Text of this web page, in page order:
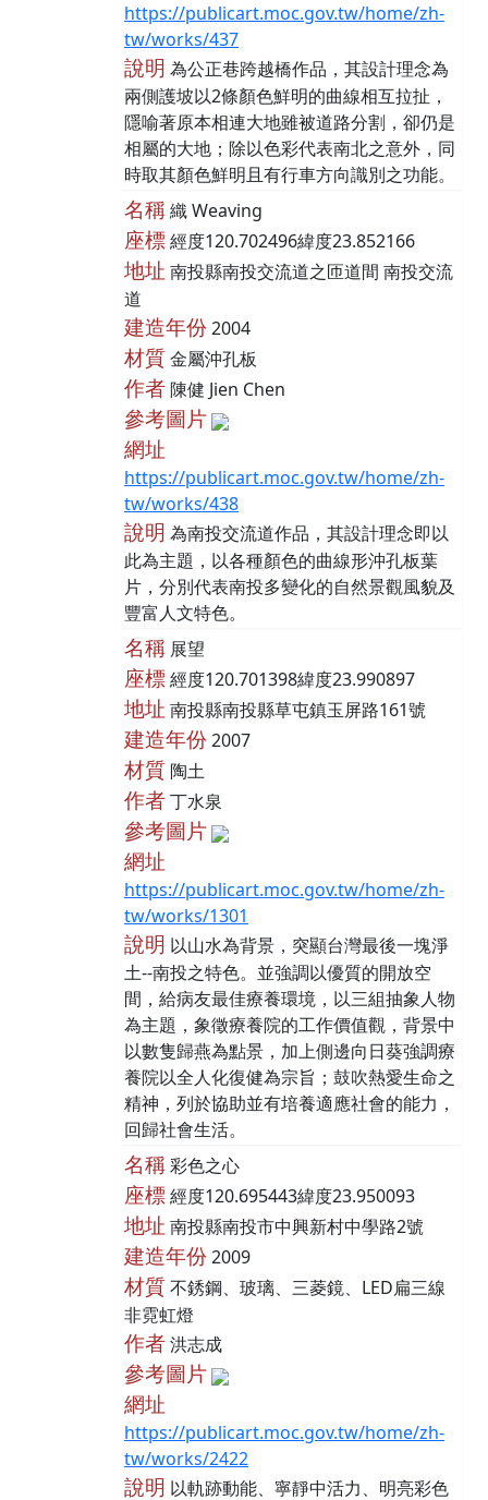
https://publicart.moc.gov.tw/home/zh-
tw/works/437
說明 為公正巷跨越橋作品，其設計理念為
兩側護坡以2條顏色鮮明的曲線相互拉扯，
隱喻著原本相連大地雖被道路分割，卻仍是
相屬的大地；除以色彩代表南北之意外，同
時取其顏色鮮明且有行車方向識別之功能。
名稱織 Weaving
座標經度120.702496緯度23.852166
地址 南投縣南投交流道之匝道間 南投交流
道
建造年份 2004
材質金屬沖孔板
作者陳健 Jien Chen
參考圖片
網址
https://publicart.moc.gov.tw/home/zh-
tw/works/438
說明 為南投交流道作品，其設計理念即以
此為主題，以各種顏色的曲線形沖孔板葉
片，分別代表南投多變化的自然景觀風貌及
豐富人文特色。
名稱 展望
座標經度120.701398緯度23.990897
地址 南投縣南投縣草屯鎮玉屏路161號
建造年份 2007
材質 陶土
作者丁水泉
參考圖片
網址
https://publicart.moc.gov.tw/home/zh-
tw/works/1301
說明 以山水為背景，突顯台灣最後一塊淨
土--南投之特色。並強調以優質的開放空
間，給病友最佳療養環境，以三組抽象人物
為主題，象徵療養院的工作價值觀，背景中
以數隻歸燕為點景，加上側邊向日葵強調療
養院以全人化復健為宗旨；鼓吹熱愛生命之
精神，列於協助並有培養適應社會的能力，
回歸社會生活。
名稱彩色之心
座標經度120.695443緯度23.950093
地址 南投縣南投市中興新村中學路2號
建造年份 2009
材質不銹鋼、玻璃、三菱鏡、LED扁三線
非霓虹燈
作者洪志成
參考圖片
網址
https://publicart.moc.gov.tw/home/zh-
tw/works/2422
說明 以軌跡動能、寧靜中活力、明亮彩色